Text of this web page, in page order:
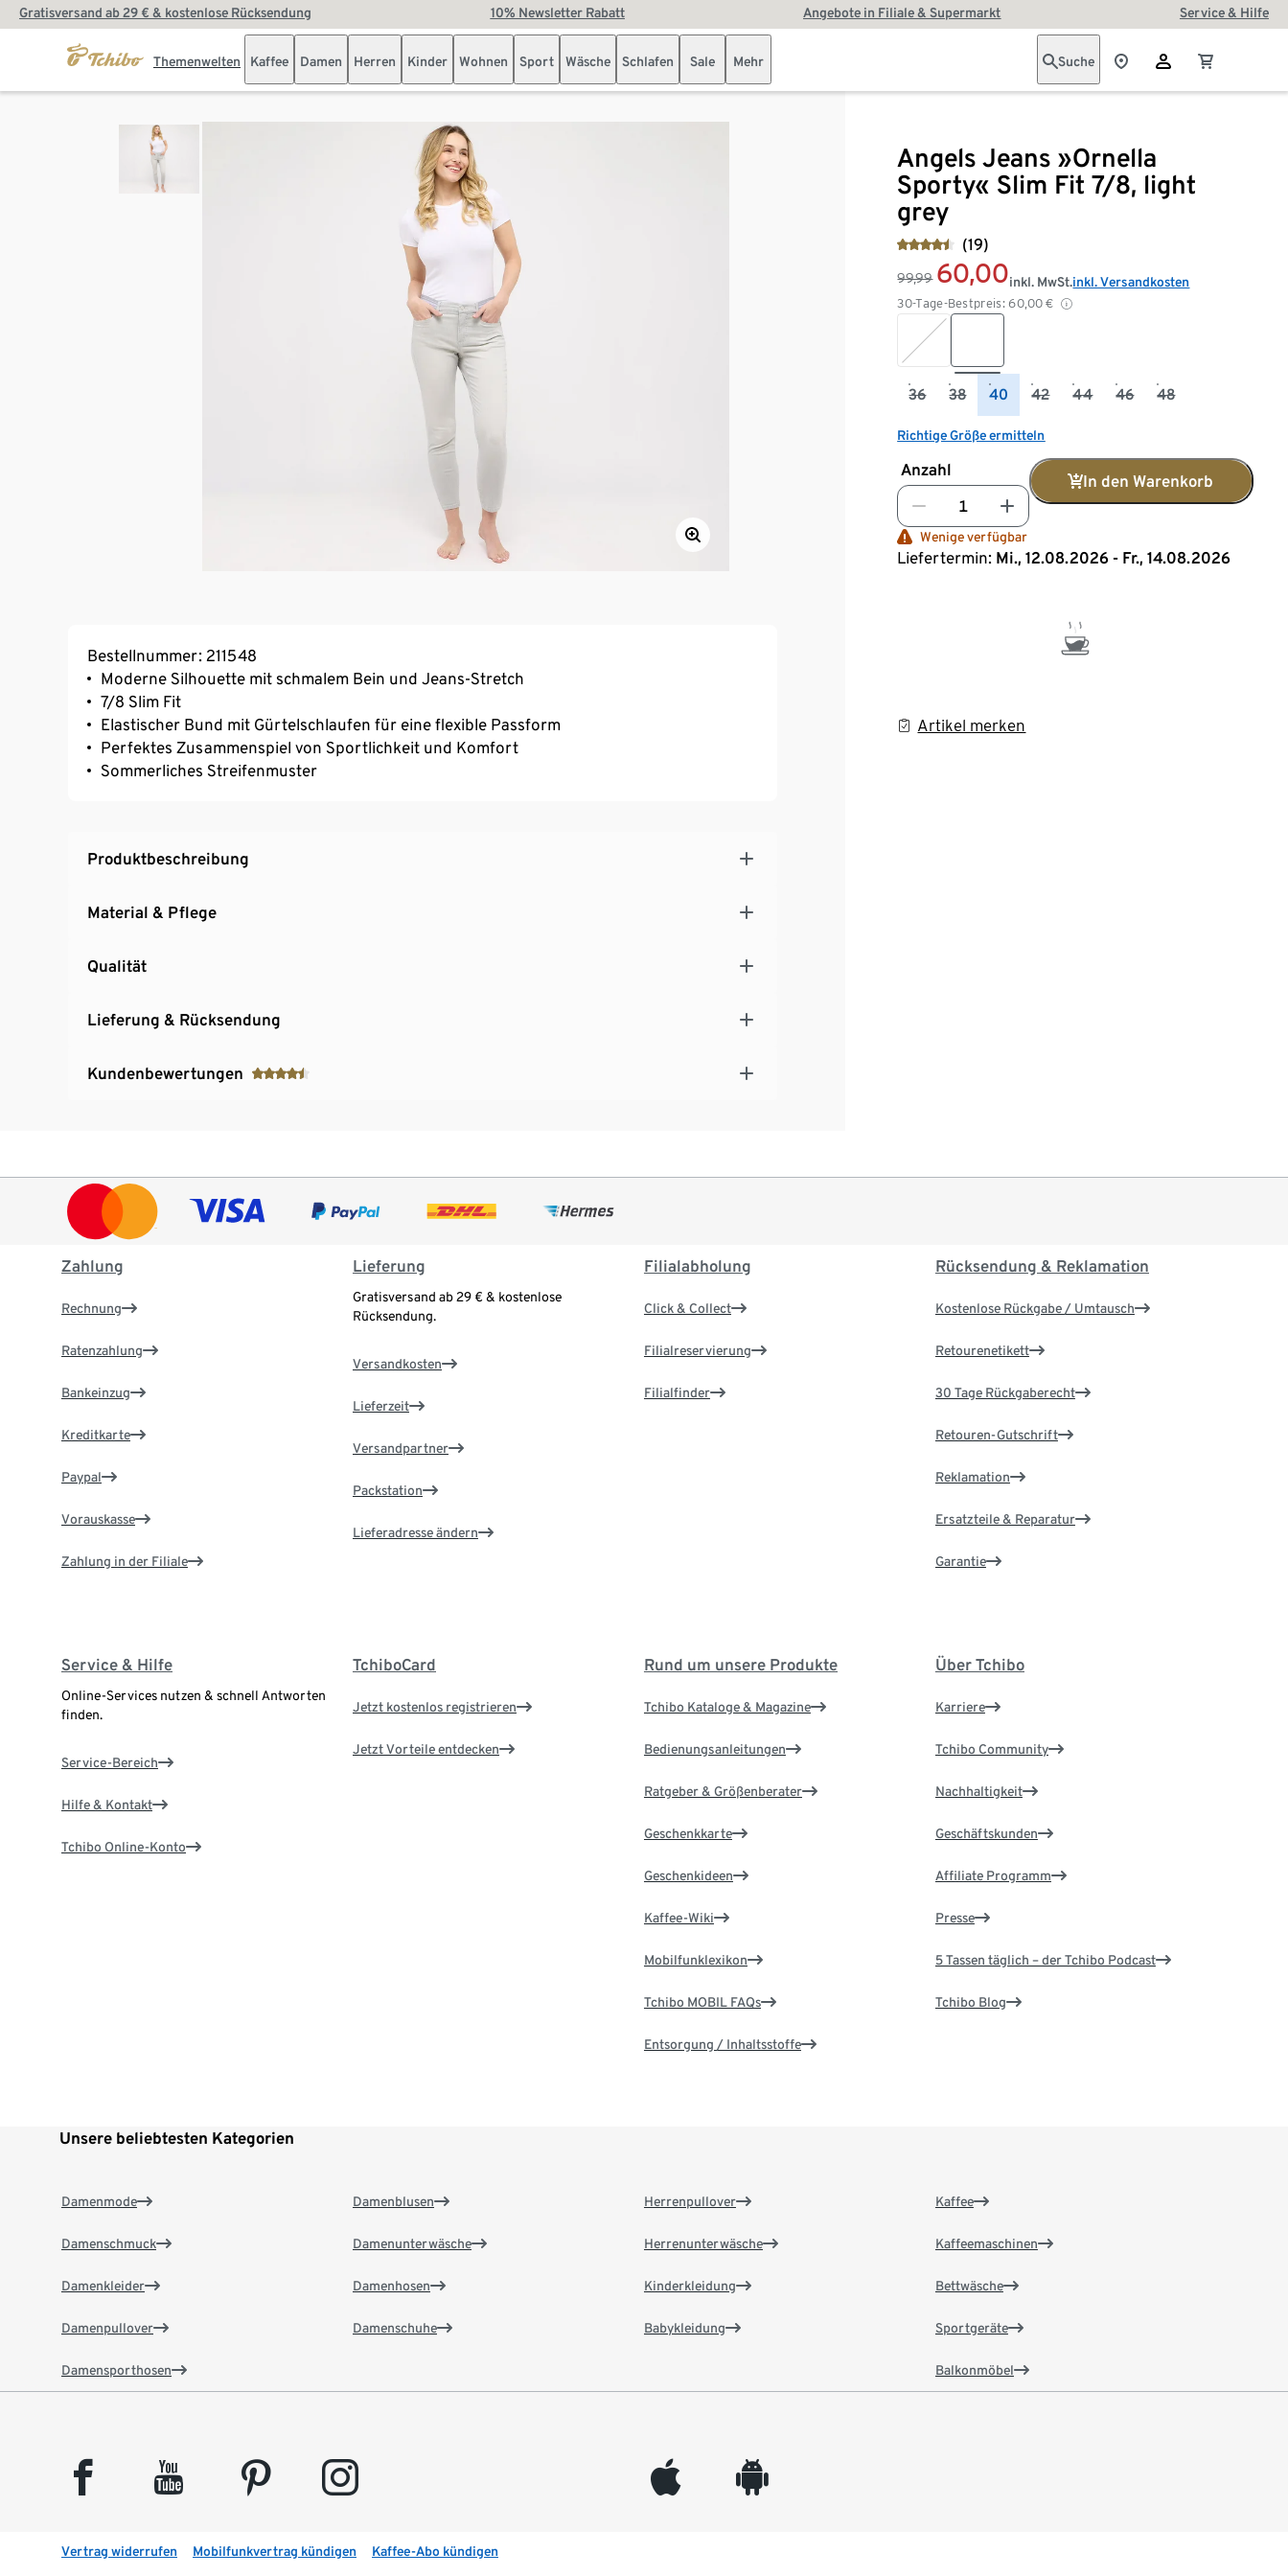
Gratisversand ab 29 € & kostenlose Rücksendung 10% Newsletter Rabatt Angebote in Filiale & Supermarkt Service & Hilfe
Themenwelten Kaffee Damen Herren Kinder Wohnen Sport Wäsche Schlafen Sale Mehr Suche
Angels Jeans »Ornella
Sporty« Slim Fit 7/8, light
grey
(19)
99,99 60,00
30-Tage-Bestpreis: 60,00 €
inkl. MwSt.inkl. Versandkosten
36 38 40 42 44 46 48
Richtige Größe ermitteln
Anzahl
In den Warenkorb
Wenige verfügbar
Liefertermin: Mi., 12.08.2026 - Fr., 14.08.2026
Artikel merken
Bestellnummer: 211548
Moderne Silhouette mit schmalem Bein und Jeans-Stretch
7/8 Slim Fit
Elastischer Bund mit Gürtelschlaufen für eine flexible Passform
Perfektes Zusammenspiel von Sportlichkeit und Komfort
Sommerliches Streifenmuster
Produktbeschreibung
Material & Pflege
Qualität
Lieferung & Rücksendung
Kundenbewertungen
Zahlung
Rechnung
Ratenzahlung
Bankeinzug
Kreditkarte
Paypal
Vorauskasse
Zahlung in der Filiale
Lieferung
Gratisversand ab 29 € & kostenlose
Rücksendung.
Versandkosten
Lieferzeit
Versandpartner
Packstation
Lieferadresse ändern
Filialabholung
Click & Collect
Filialreservierung
Filialfinder
Rücksendung & Reklamation
Kostenlose Rückgabe / Umtausch
Retourenetikett
30 Tage Rückgaberecht
Retouren-Gutschrift
Reklamation
Ersatzteile & Reparatur
Garantie
Service & Hilfe
Online-Services nutzen & schnell Antworten
finden.
Service-Bereich
Hilfe & Kontakt
Tchibo Online-Konto
TchiboCard
Jetzt kostenlos registrieren
Jetzt Vorteile entdecken
Rund um unsere Produkte
Tchibo Kataloge & Magazine
Bedienungsanleitungen
Ratgeber & Größenberater
Geschenkkarte
Geschenkideen
Kaffee-Wiki
Mobilfunklexikon
Tchibo MOBIL FAQs
Entsorgung / Inhaltsstoffe
Über Tchibo
Karriere
Tchibo Community
Nachhaltigkeit
Geschäftskunden
Affiliate Programm
Presse
5 Tassen täglich – der Tchibo Podcast
Tchibo Blog
Unsere beliebtesten Kategorien
Damenmode
Damenschmuck
Damenkleider
Damenpullover
Damensporthosen
Damenblusen
Damenunterwäsche
Damenhosen
Damenschuhe
Herrenpullover
Herrenunterwäsche
Kinderkleidung
Babykleidung
Kaffee
Kaffeemaschinen
Bettwäsche
Sportgeräte
Balkonmöbel
facebook youtube pinterest instagram appleinc android
Vertrag widerrufen Mobilfunkvertrag kündigen Kaffee-Abo kündigen